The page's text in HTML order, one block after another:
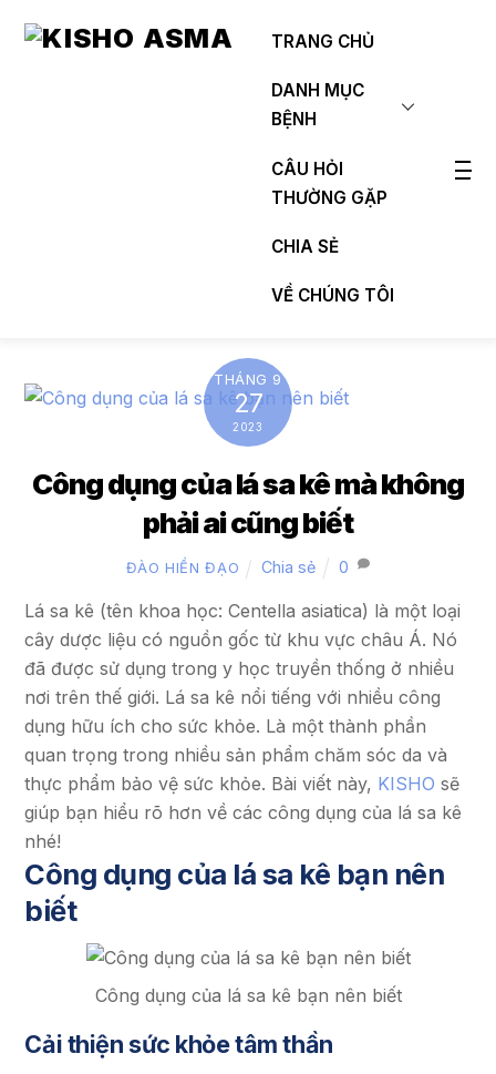
TRANG CHỦ
DANH MỤC
BỆNH
CÂU HỎI
THƯỜNG GẶP
CHIA SẺ
VỀ CHÚNG TÔI
THÁNG 9
27
2023
Công dụng của lá sa kê mà không
phải ai cũng biết
ĐÀO HIỀN ĐẠO Chia sẻ 0
Lá sa kê (tên khoa học: Centella asiatica) là một loại
cây dược liệu có nguồn gốc từ khu vực châu Á. Nó
đã được sử dụng trong y học truyền thống ở nhiều
nơi trên thế giới. Lá sa kê nổi tiếng với nhiều công
dụng hữu ích cho sức khỏe. Là một thành phần
quan trọng trong nhiều sản phẩm chăm sóc da và
thực phẩm bảo vệ sức khỏe. Bài viết này, KISHO sẽ
giúp bạn hiểu rõ hơn về các công dụng của lá sa kê
nhé!
Công dụng của lá sa kê bạn nên
biết
Công dụng của lá sa kê bạn nên biết
Cải thiện sức khỏe tâm thần